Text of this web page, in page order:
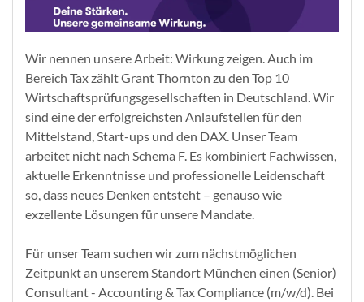
Wir nennen unsere Arbeit: Wirkung zeigen. Auch im
Bereich Tax zählt Grant Thornton zu den Top 10
Wirtschaftsprüfungsgesellschaften in Deutschland. Wir
sind eine der erfolgreichsten Anlaufstellen für den
Mittelstand, Start-ups und den DAX. Unser Team
arbeitet nicht nach Schema F. Es kombiniert Fachwissen,
aktuelle Erkenntnisse und professionelle Leidenschaft
so, dass neues Denken entsteht – genauso wie
exzellente Lösungen für unsere Mandate.
Für unser Team suchen wir zum nächstmöglichen
Zeitpunkt an unserem Standort München einen (Senior)
Consultant - Accounting & Tax Compliance (m/w/d). Bei